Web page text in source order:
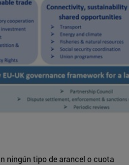
ningún tipo de arancel o cuota